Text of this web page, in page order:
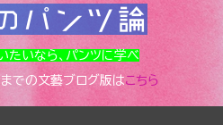
パンツ論
たいなら、パンツに学べ
の文藝ブログ版はこちら